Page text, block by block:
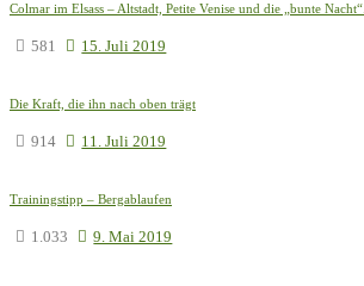
Colmar im Elsass – Altstadt, Petite Venise und die „bunte Nacht“.
581 15. Juli 2019
Die Kraft, die ihn nach oben trägt
914 11. Juli 2019
Trainingstipp – Bergablaufen
1.033 9. Mai 2019